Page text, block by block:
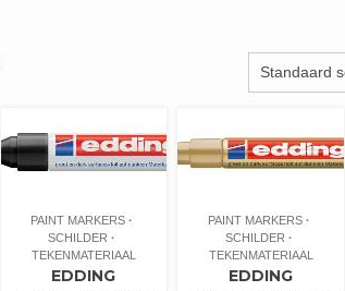
PAINT MARKERS
SCHILDER
TEKENMATERIAAL
EDDING
PAINT MARKERS
SCHILDER
TEKENMATERIAAL
EDDING